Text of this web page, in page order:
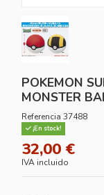
POKEMON
MONSTER
Referencia 37488
¡En stock!
32,00 €
IVA incluido